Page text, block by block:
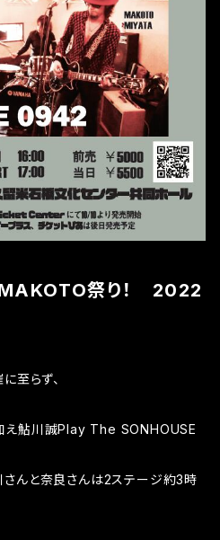
祭り！ 2022
至らず、
え鮎川誠Play The SONHOUSE
さんと奈良さんは2ステージ約3時